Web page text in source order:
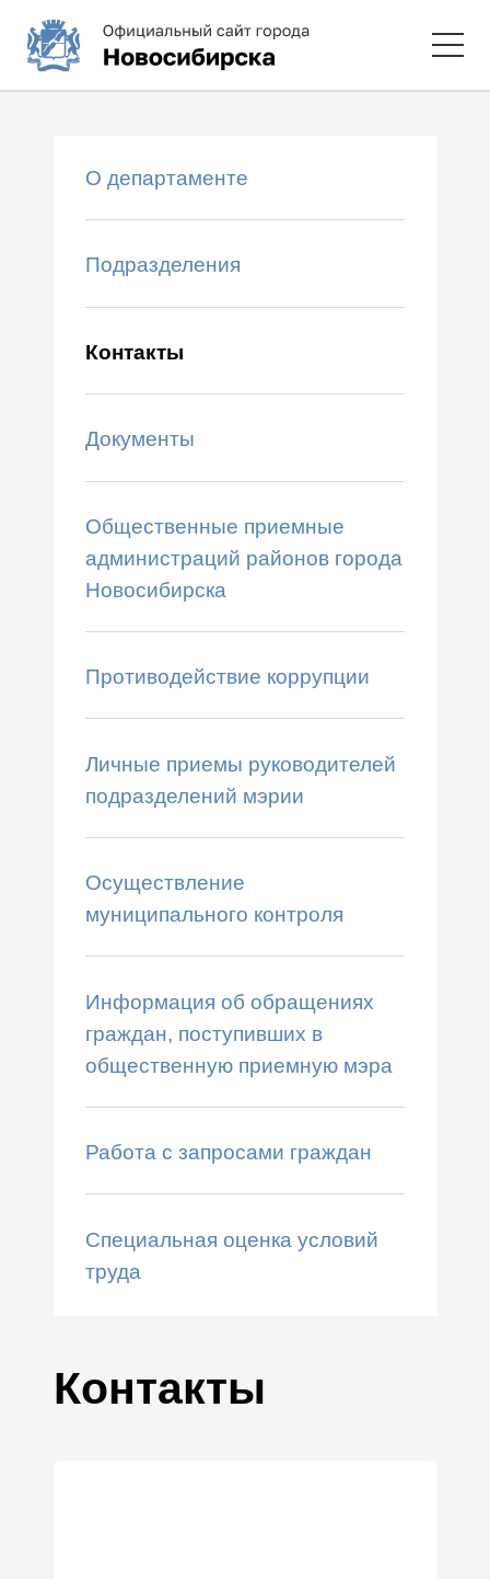
О департаменте
Подразделения
Контакты
Документы
Общественные приемные
администраций районов города
Новосибирска
Противодействие коррупции
Личные приемы руководителей
подразделений мэрии
Осуществление
муниципального контроля
Информация об обращениях
граждан, поступивших в
общественную приемную мэра
Работа с запросами граждан
Специальная оценка условий
труда
Контакты